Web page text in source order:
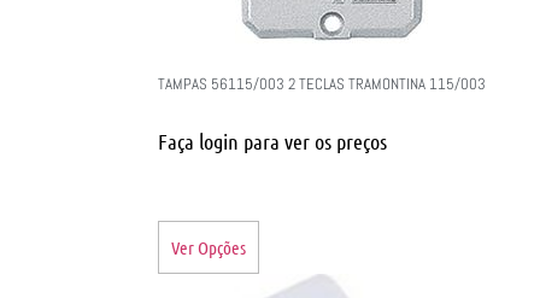
TAMPAS 56115/003 2 TECLAS TRAMONTINA 115/003
Faça login para ver os preços
Ver Opções